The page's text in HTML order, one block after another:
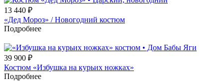
13 440 ₽
«Дед Мороз» / Новогодний костюм
Подробнее
39 900 ₽
Костюм «Избушка на курьих ножках»
Подробнее